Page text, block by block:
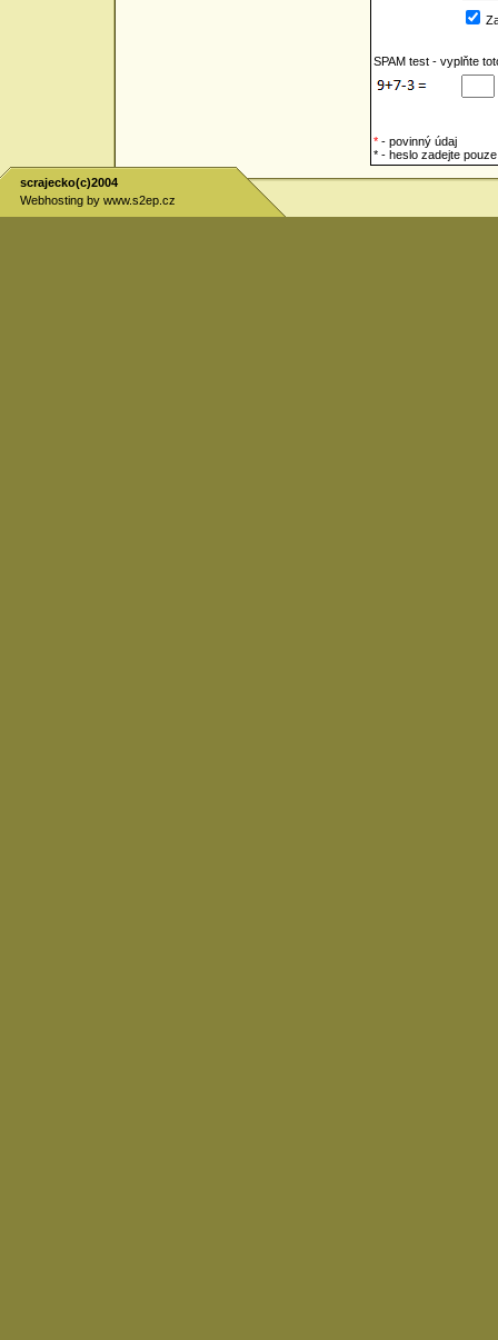
SPAM test - vyplňte
* - povinný údaj
* - heslo zadejte
scrajecko(c)2004
Webhosting by www.s2ep.cz